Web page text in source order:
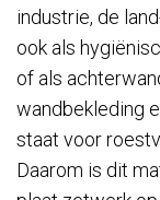
industrie, de
ook als
of als
wandbekleding
staat voor
Daarom is dit